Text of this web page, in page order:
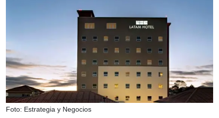
Foto: Estrategia y Negocios